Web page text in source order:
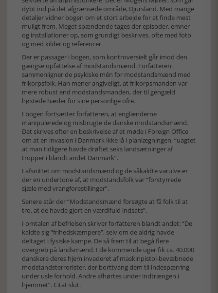
dybt ind på det afgrænsede område, Djursland. Med mange
detaljer vidner bogen om et stort arbejde for at finde mest
muligt frem. Meget spændende tages der episoder, emner
og installationer op, som grundigt beskrives, ofte med foto
og med kilder og referencer.
Der er passager i bogen, som kontroversielt går imod den
gængse opfattelse af modstandsmænd. Forfatteren
sammenligner de psykiske mén for modstandsmænd med
frikorpsfolk. Han mener angiveligt, at frikorpsmanden var
mere robust end modstandsmanden, der til gengæld
høstede hæder for sine personlige ofre.
I bogen fortsætter forfatteren, at englænderne
manipulerede og misbrugte de danske modstandsmænd.
Det skrives efter en beskrivelse af et møde i Foreign Office
om at en invasion i Danmark ikke lå i planlægningen, “uagtet
at man tidligere havde drøftet seks landsætninger af
tropper i blandt andet Danmark”.
I afsnittet om modstandsmænd og de såkaldte varulve er
der en undertone af, at modstandsfolk var “forstyrrede
sjæle med vrangforestillinger”.
Senere står der “Modstandsmænd forsøgte at få folk til at
tro, at de havde gjort en værdifuld indsats”.
I omtalen af befrielsen skriver forfatteren blandt andet: “De
kaldte sig “frihedskæmpere”, selv om de aldrig havde
deltaget i fysiske kampe. De så frem til at begå flere
overgreb på landsmænd. I de kommende uger fik ca. 40.000
danskere deres hjem invaderet af maskinpistol-bevæbnede
modstandsterrorister, der borttvang dem til indespærring
under usle forhold. Andre afhørtes under indtrængen i
hjemmet”. Citat slut.